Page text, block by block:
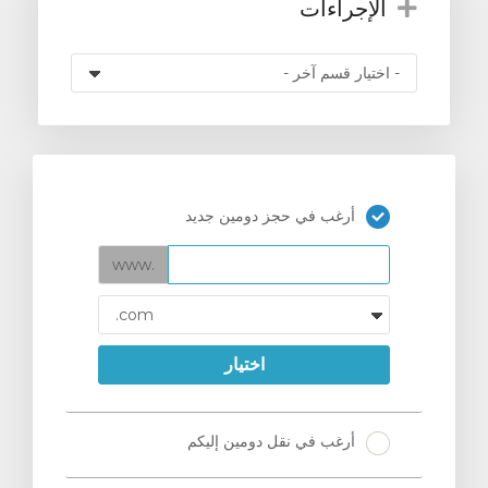
الإجراءات
أرغب في حجز دومين جديد
www.
اختيار
أرغب في نقل دومين إليكم